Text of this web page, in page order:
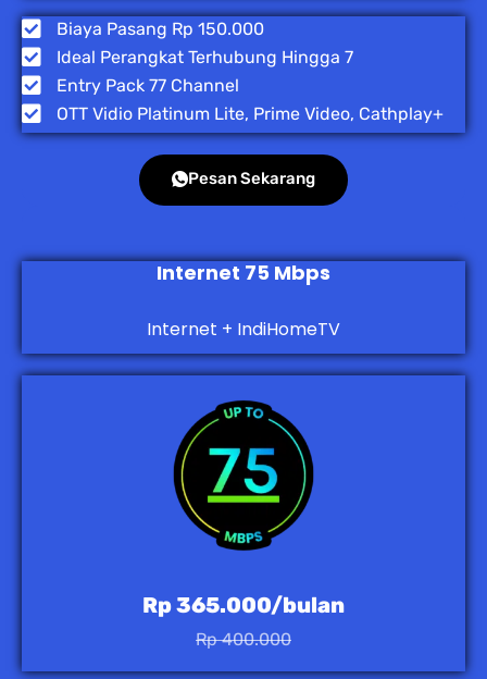
Biaya Pasang Rp 150.000
Ideal Perangkat Terhubung Hingga 7
Entry Pack 77 Channel
OTT Vidio Platinum Lite, Prime Video, Cathplay+
Pesan Sekarang
Internet 75 Mbps
Internet + IndiHomeTV
Rp 365.000/bulan
Rp 400.000